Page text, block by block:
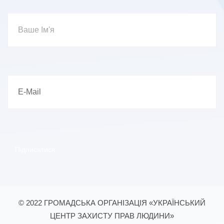
© 2022 ГРОМАДСЬКА ОРГАНІЗАЦІЯ «УКРАЇНСЬКИЙ
ЦЕНТР ЗАХИСТУ ПРАВ ЛЮДИНИ»